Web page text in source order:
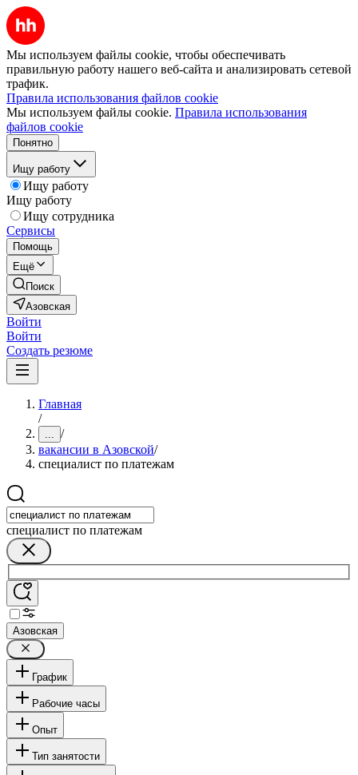
Мы используем файлы cookie, чтобы обеспечивать
правильную работу нашего веб-сайта и анализировать сетевой
трафик.
Правила использования файлов cookie
Мы используем файлы cookie. Правила использования
файлов cookie
Понятно
Ищу работу
Ищу работу
Ищу работу
Ищу сотрудника
Сервисы
Помощь
Ещё
Поиск
Азовская
Войти
Войти
Создать резюме
Главная
/
... /
вакансии в Азовской/
специалист по платежам
специалист по платежам
Азовская
График
Рабочие часы
Опыт
Тип занятости